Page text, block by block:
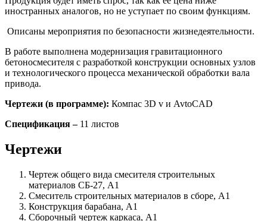
иностранных аналогов, но не уступает по своим функциям.
Описаны мероприятия по безопасности жизнедеятельности.
В работе выполнена модернизация гравитационного
бетоносмесителя с разработкой конструкции основных узлов
и технологического процесса механической обработки вала
привода.
Чертежи (в программе): Компас 3D v и AvtoCAD
Спецификация – 11 листов
Чертежи
Чертеж общего вида смесителя строительных
материалов СБ-27, А1
Смеситель строительных материалов в сборе, А1
Конструкция барабана, А1
Сборочный чертеж каркаса, А1